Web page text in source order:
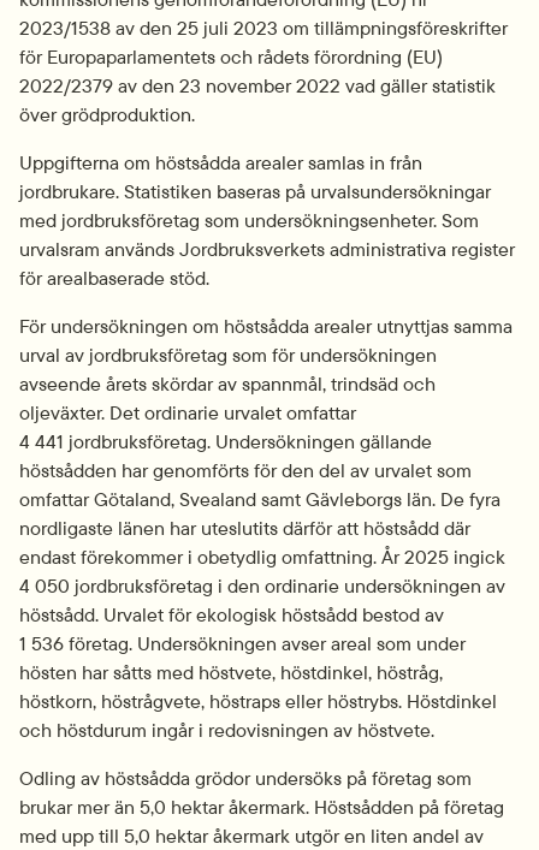
2023/1538 av den 25 juli 2023 om tillämpningsföreskrifter
för Europaparlamentets och rådets förordning (EU)
2022/2379 av den 23 november 2022 vad gäller statistik
över grödproduktion.
Uppgifterna om höstsådda arealer samlas in från
jordbrukare. Statistiken baseras på urvalsundersökningar
med jordbruksföretag som undersökningsenheter. Som
urvalsram används Jordbruksverkets administrativa register
för arealbaserade stöd.
För undersökningen om höstsådda arealer utnyttjas samma
urval av jordbruksföretag som för undersökningen
avseende årets skördar av spannmål, trindsäd och
oljeväxter. Det ordinarie urvalet omfattar
4 441 jordbruksföretag. Undersökningen gällande
höstsådden har genomförts för den del av urvalet som
omfattar Götaland, Svealand samt Gävleborgs län. De fyra
nordligaste länen har uteslutits därför att höstsådd där
endast förekommer i obetydlig omfattning. År 2025 ingick
4 050 jordbruksföretag i den ordinarie undersökningen av
höstsådd. Urvalet för ekologisk höstsådd bestod av
1 536 företag. Undersökningen avser areal som under
hösten har såtts med höstvete, höstdinkel, höstråg,
höstkorn, höstrågvete, höstraps eller höstrybs. Höstdinkel
och höstdurum ingår i redovisningen av höstvete.
Odling av höstsådda grödor undersöks på företag som
brukar mer än 5,0 hektar åkermark. Höstsådden på företag
med upp till 5,0 hektar åkermark utgör en liten andel av